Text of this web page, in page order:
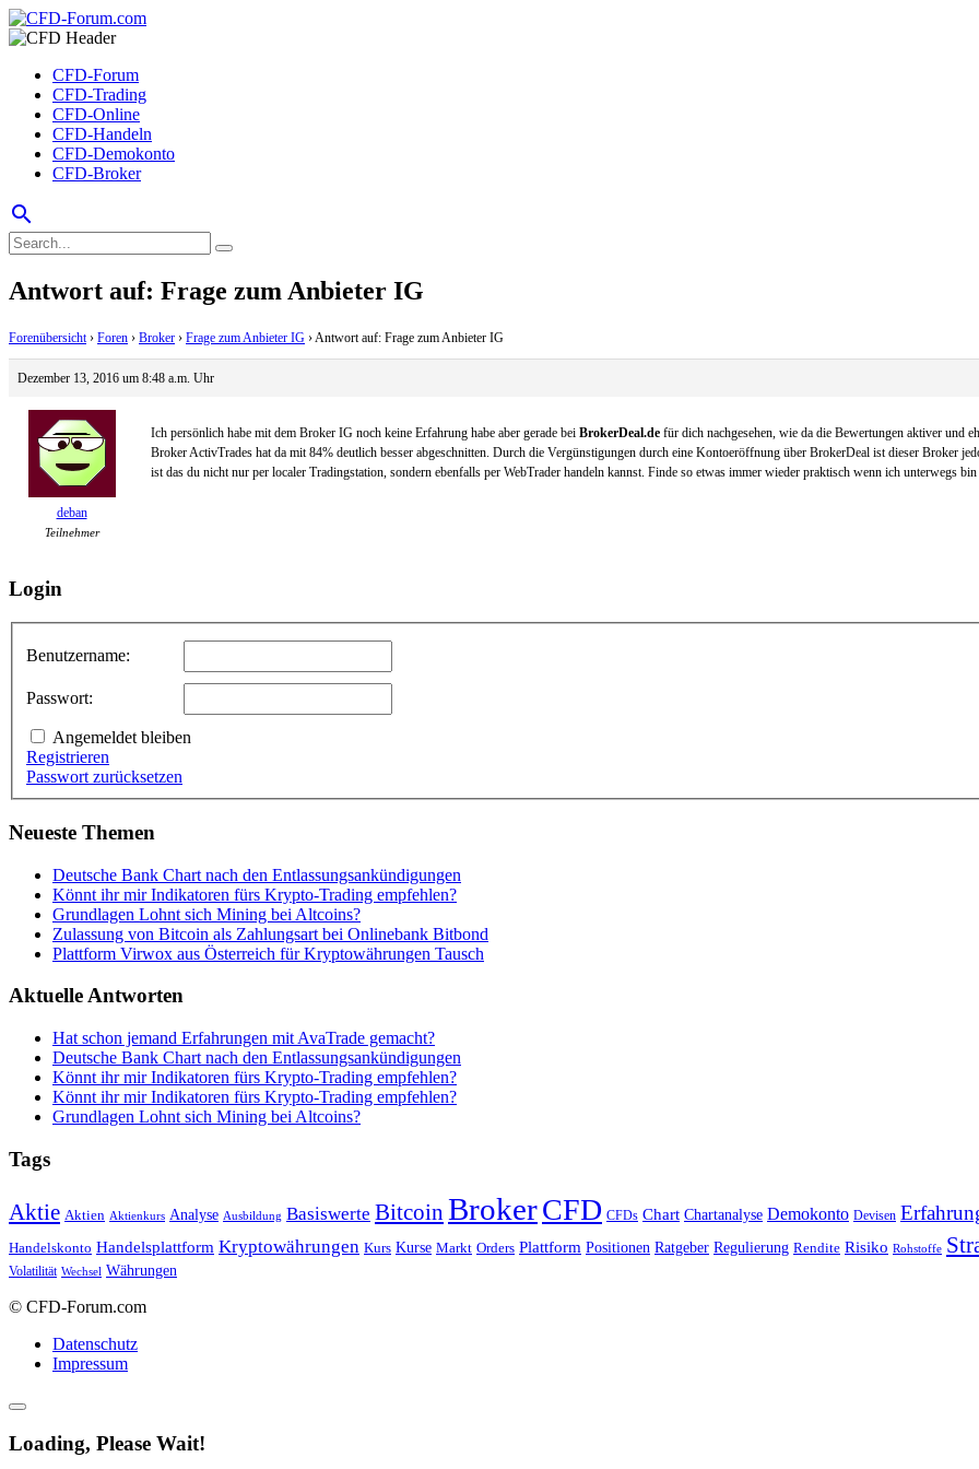
CFD-Forum
CFD-Trading
CFD-Online
CFD-Handeln
CFD-Demokonto
CFD-Broker
search
Antwort auf: Frage zum Anbieter IG
Forenübersicht › Foren › Broker › Frage zum Anbieter IG ›Antwort auf: Frage zum Anbieter IG
Dezember 13, 2016 um 8:48 a.m. Uhr
deban
Teilnehmer
Ich persönlich habe mit dem Broker IG noch keine Erfahrung habe aber gerade bei BrokerDeal.de für dich nachgesehen, wie da die Bewertungen aktiver und
Broker ActivTrades hat da mit 84% deutlich besser abgeschnitten. Durch die Vergünstigungen durch eine Kontoeröffnung über BrokerDeal ist dieser Broker
ist das du nicht nur per localer Tradingstation, sondern ebenfalls per WebTrader handeln kannst. Finde so etwas immer wieder praktisch wenn ich unterwegs
Login
Benutzername:
Passwort:
Angemeldet bleiben
Registrieren
Passwort zurücksetzen
Neueste Themen
Deutsche Bank Chart nach den Entlassungsankündigungen
Könnt ihr mir Indikatoren fürs Krypto-Trading empfehlen?
Grundlagen Lohnt sich Mining bei Altcoins?
Zulassung von Bitcoin als Zahlungsart bei Onlinebank Bitbond
Plattform Virwox aus Österreich für Kryptowährungen Tausch
Aktuelle Antworten
Hat schon jemand Erfahrungen mit AvaTrade gemacht?
Deutsche Bank Chart nach den Entlassungsankündigungen
Könnt ihr mir Indikatoren fürs Krypto-Trading empfehlen?
Könnt ihr mir Indikatoren fürs Krypto-Trading empfehlen?
Grundlagen Lohnt sich Mining bei Altcoins?
Tags
Aktie Aktien Aktienkurs Analyse Ausbildung Basiswerte Bitcoin BrokerCFD CFDs Chart Chartanalyse Demokonto Devisen
Handelskonto Handelsplattform Kryptowährungen Kurs Kurse Markt Orders Plattform Positionen Ratgeber Regulierung Rendite Risiko Rohstoffe
Volatilität Wechsel Währungen
© CFD-Forum.com
Datenschutz
Impressum
Loading, Please Wait!